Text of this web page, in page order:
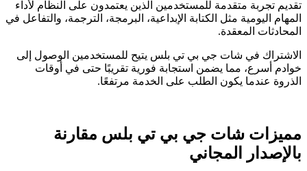
تقديم تجربة متقدمة للمستخدمين الذين يعتمدون على النظام لأداء
المهام اليومية مثل الكتابة الإبداعية، البرمجة، الترجمة، والتفاعل في
المحادثات المعقدة.
الاشتراك في شات جي بي تي بلس يتيح للمستخدمين الوصول إلى
خوادم أسرع، مما يضمن استجابة فورية تقريبًا حتى في أوقات
الذروة عندما يكون الطلب على الخدمة مرتفعًا.
مميزات شات جي بي تي بلس مقارنة
بالإصدار المجاني